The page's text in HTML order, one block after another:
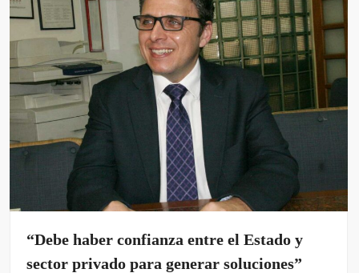
“Debe haber confianza entre el Estado y
sector privado para generar soluciones”